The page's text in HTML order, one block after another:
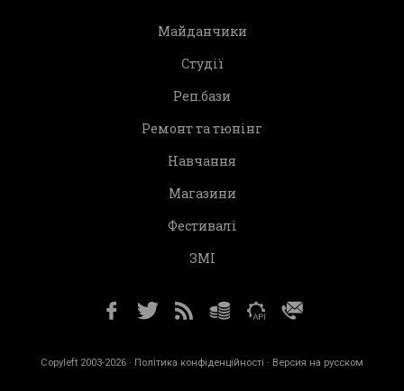
Майданчики
Студії
Реп.бази
Ремонт та тюнінг
Навчання
Магазини
Фестивалі
ЗМІ
Copyleft 2003-2026 · Політика конфіденційності · Версия на русском